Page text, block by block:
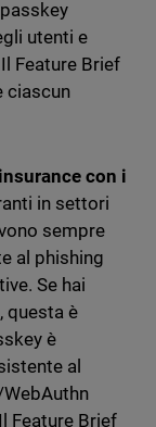
utenti e
Feature Brief
ciascun
con i
in settori
sempre
al phishing
Se hai
questa è
è
al
Feature Brief